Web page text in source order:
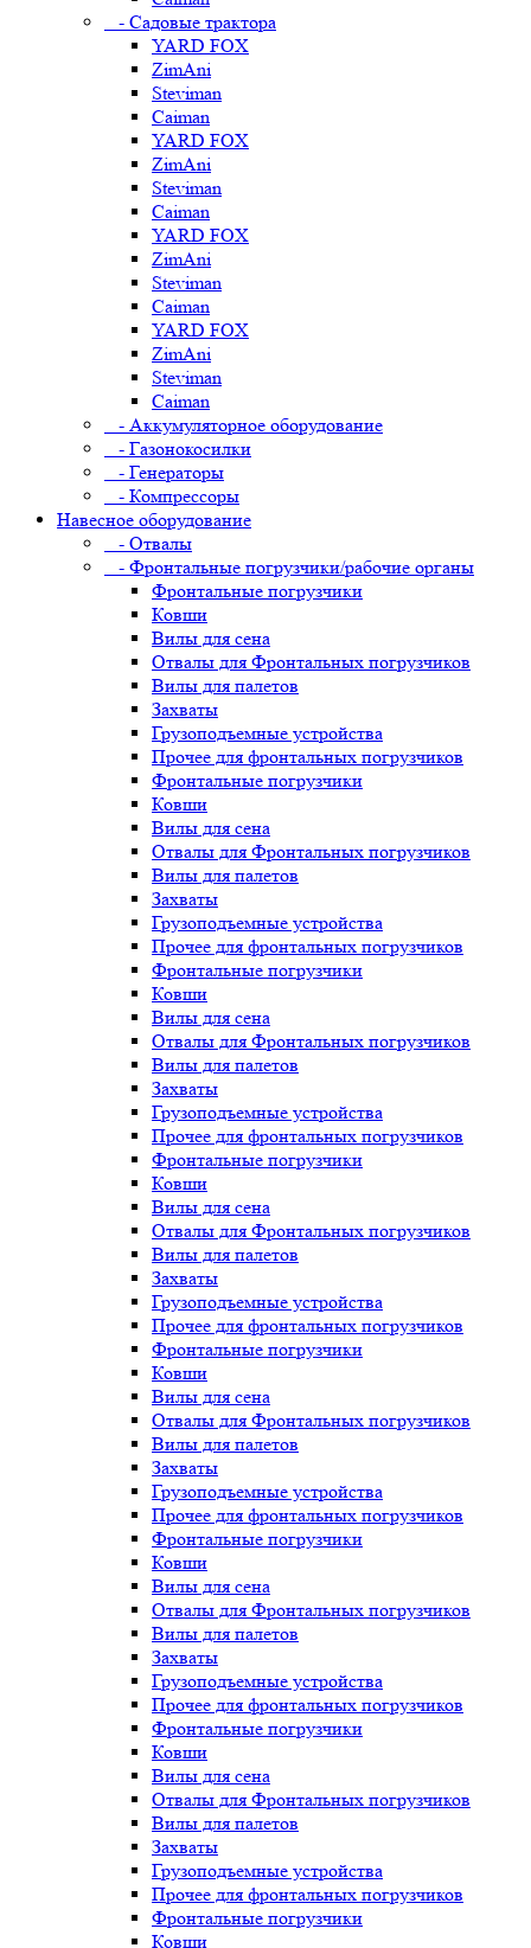
- Садовые трактора
YARD FOX
ZimAni
Steviman
Caiman
YARD FOX
ZimAni
Steviman
Caiman
YARD FOX
ZimAni
Steviman
Caiman
YARD FOX
ZimAni
Steviman
Caiman
- Аккумуляторное оборудование
- Газонокосилки
- Генераторы
- Компрессоры
Навесное оборудование
- Отвалы
- Фронтальные погрузчики/рабочие органы
Фронтальные погрузчики
Ковши
Вилы для сена
Отвалы для Фронтальных погрузчиков
Вилы для палетов
Захваты
Грузоподъемные устройства
Прочее для фронтальных погрузчиков
Фронтальные погрузчики
Ковши
Вилы для сена
Отвалы для Фронтальных погрузчиков
Вилы для палетов
Захваты
Грузоподъемные устройства
Прочее для фронтальных погрузчиков
Фронтальные погрузчики
Ковши
Вилы для сена
Отвалы для Фронтальных погрузчиков
Вилы для палетов
Захваты
Грузоподъемные устройства
Прочее для фронтальных погрузчиков
Фронтальные погрузчики
Ковши
Вилы для сена
Отвалы для Фронтальных погрузчиков
Вилы для палетов
Захваты
Грузоподъемные устройства
Прочее для фронтальных погрузчиков
Фронтальные погрузчики
Ковши
Вилы для сена
Отвалы для Фронтальных погрузчиков
Вилы для палетов
Захваты
Грузоподъемные устройства
Прочее для фронтальных погрузчиков
Фронтальные погрузчики
Ковши
Вилы для сена
Отвалы для Фронтальных погрузчиков
Вилы для палетов
Захваты
Грузоподъемные устройства
Прочее для фронтальных погрузчиков
Фронтальные погрузчики
Ковши
Вилы для сена
Отвалы для Фронтальных погрузчиков
Вилы для палетов
Захваты
Грузоподъемные устройства
Прочее для фронтальных погрузчиков
Фронтальные погрузчики
Ковши